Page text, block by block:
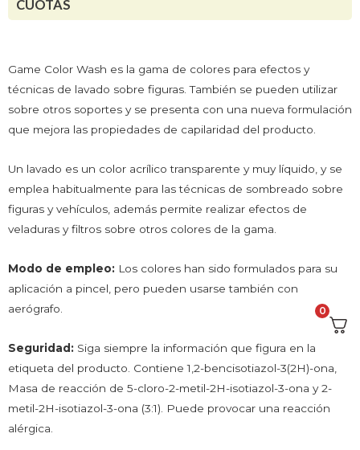
CUOTAS
Game Color Wash es la gama de colores para efectos y
técnicas de lavado sobre figuras. También se pueden utilizar
sobre otros soportes y se presenta con una nueva formulación
que mejora las propiedades de capilaridad del producto.
Un lavado es un color acrílico transparente y muy líquido, y se
emplea habitualmente para las técnicas de sombreado sobre
figuras y vehículos, además permite realizar efectos de
veladuras y filtros sobre otros colores de la gama.
Modo de empleo: Los colores han sido formulados para su
aplicación a pincel, pero pueden usarse también con
aerógrafo.
Seguridad: Siga siempre la información que figura en la
etiqueta del producto. Contiene 1,2-bencisotiazol-3(2H)-ona,
Masa de reacción de 5-cloro-2-metil-2H-isotiazol-3-ona y 2-
metil-2H-isotiazol-3-ona (3:1). Puede provocar una reacción
alérgica.
0